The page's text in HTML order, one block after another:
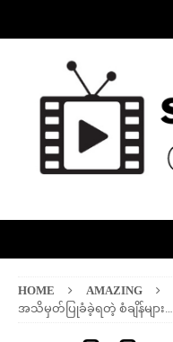
HOME AMAZING
အသိမှတ်ပြုခံခဲ့ရတဲ့ စံချိန်များ…